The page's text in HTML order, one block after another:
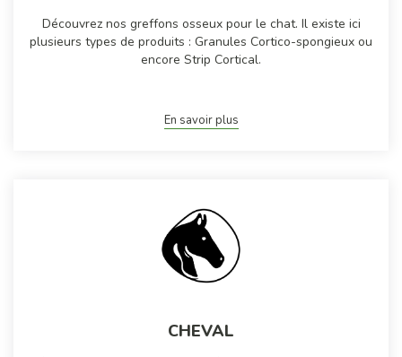
Découvrez nos greffons osseux pour le chat. Il existe ici
plusieurs types de produits : Granules Cortico-spongieux ou
encore Strip Cortical.
En savoir plus
CHEVAL